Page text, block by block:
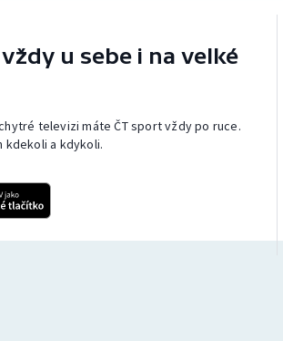
u sebe i na velké
televizi máte ČT sport vždy po ruce.
kdekoli a kdykoli.